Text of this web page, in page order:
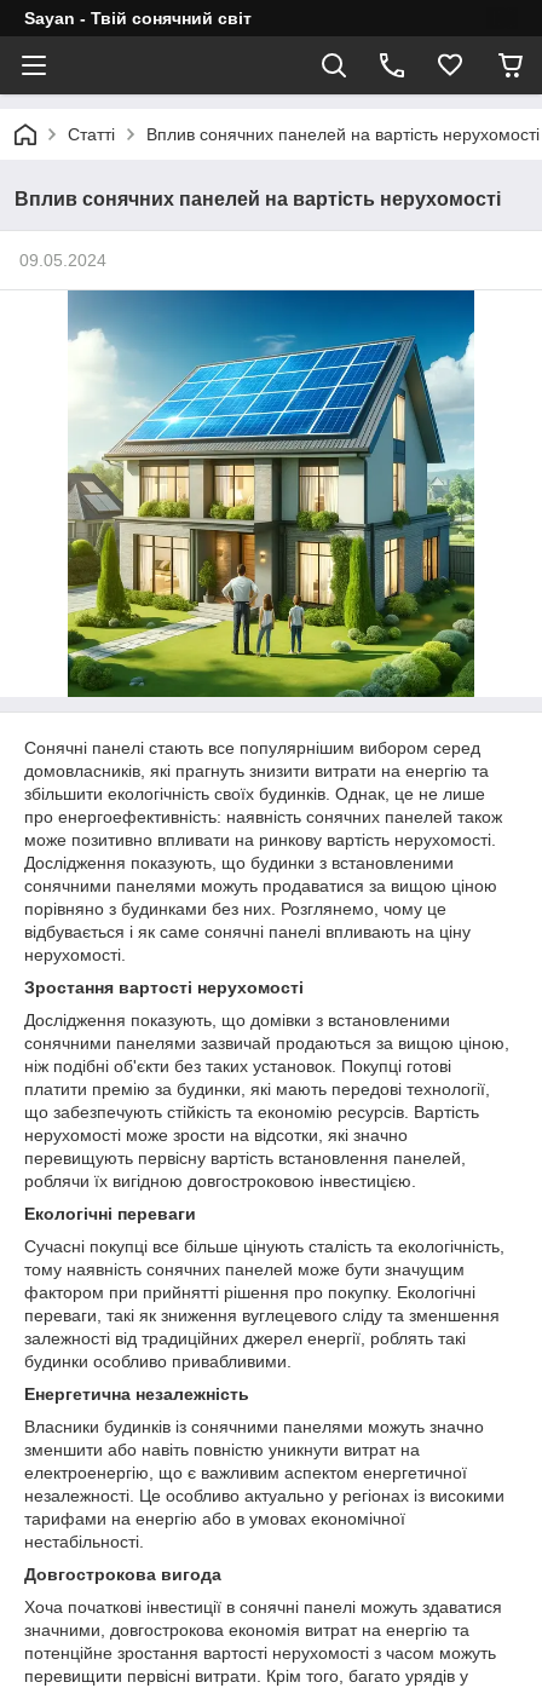
Sayan - Твій сонячний світ
Статті Вплив сонячних панелей на вартість нерухомості
Вплив сонячних панелей на вартість нерухомості
09.05.2024
Сонячні панелі стають все популярнішим вибором серед
домовласників, які прагнуть знизити витрати на енергію та
збільшити екологічність своїх будинків. Однак, це не лише
про енергоефективність: наявність сонячних панелей також
може позитивно впливати на ринкову вартість нерухомості.
Дослідження показують, що будинки з встановленими
сонячними панелями можуть продаватися за вищою ціною
порівняно з будинками без них. Розглянемо, чому це
відбувається і як саме сонячні панелі впливають на ціну
нерухомості.
Зростання вартості нерухомості
Дослідження показують, що домівки з встановленими
сонячними панелями зазвичай продаються за вищою ціною,
ніж подібні об'єкти без таких установок. Покупці готові
платити премію за будинки, які мають передові технології,
що забезпечують стійкість та економію ресурсів. Вартість
нерухомості може зрости на відсотки, які значно
перевищують первісну вартість встановлення панелей,
роблячи їх вигідною довгостроковою інвестицією.
Екологічні переваги
Сучасні покупці все більше цінують сталість та екологічність,
тому наявність сонячних панелей може бути значущим
фактором при прийнятті рішення про покупку. Екологічні
переваги, такі як зниження вуглецевого сліду та зменшення
залежності від традиційних джерел енергії, роблять такі
будинки особливо привабливими.
Енергетична незалежність
Власники будинків із сонячними панелями можуть значно
зменшити або навіть повністю уникнути витрат на
електроенергію, що є важливим аспектом енергетичної
незалежності. Це особливо актуально у регіонах із високими
тарифами на енергію або в умовах економічної
нестабільності.
Довгострокова вигода
Хоча початкові інвестиції в сонячні панелі можуть здаватися
значними, довгострокова економія витрат на енергію та
потенційне зростання вартості нерухомості з часом можуть
перевищити первісні витрати. Крім того, багато урядів у